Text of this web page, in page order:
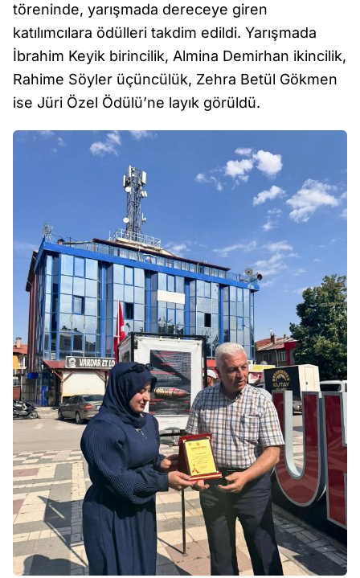
töreninde, yarışmada dereceye giren
katılımcılara ödülleri takdim edildi. Yarışmada
İbrahim Keyik birincilik, Almina Demirhan ikincilik,
Rahime Söyler üçüncülük, Zehra Betül Gökmen
ise Jüri Özel Ödülü’ne layık görüldü.